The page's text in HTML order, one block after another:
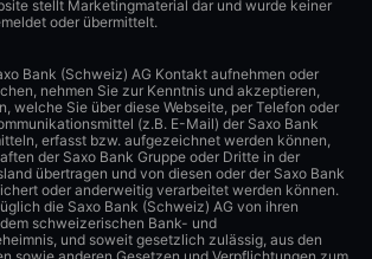
stellt Marketingmaterial dar und wurde keiner
oder übermittelt.
Bank (Schweiz) AG Kontakt aufnehmen oder
nehmen Sie zur Kenntnis und akzeptieren,
welche Sie über diese Webseite, per Telefon oder
(z.B. E-Mail) der Saxo Bank
erfasst bzw. aufgezeichnet werden können,
der Saxo Bank Gruppe oder Dritte in der
übertragen und von diesen oder der Saxo Bank
oder anderweitig verarbeitet werden können.
die Saxo Bank (Schweiz) AG von ihren
schweizerischen Bank- und
und soweit gesetzlich zulässig, aus den